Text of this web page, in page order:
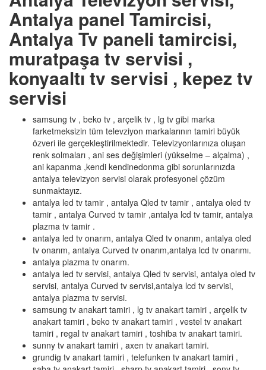
Antalya panel Tamircisi,
Antalya Tv paneli tamircisi,
muratpaşa tv servisi ,
konyaaltı tv servisi , kepez tv
servisi
samsung tv , beko tv , arçelik tv , lg tv gibi marka
farketmeksizin tüm televziyon markalarının tamiri büyük
özveri ile gerçekleştirilmektedir. Televizyonlarınıza oluşan
renk solmaları , ani ses değişimleri (yükselme – alçalma) ,
ani kapanma ,kendi kendinedonma gibi sorunlarınızda
antalya televizyon servisi olarak profesyonel çözüm
sunmaktayız.
antalya led tv tamir , antalya Qled tv tamir , antalya oled tv
tamir , antalya Curved tv tamir ,antalya lcd tv tamir, antalya
plazma tv tamir .
antalya led tv onarım, antalya Qled tv onarım, antalya oled
tv onarım, antalya Curved tv onarım,antalya lcd tv onarımı.
antalya plazma tv onarım.
antalya led tv servisi, antalya Qled tv servisi, antalya oled tv
servisi, antalya Curved tv servisi,antalya lcd tv servisi,
antalya plazma tv servisi.
samsung tv anakart tamiri , lg tv anakart tamiri , arçelik tv
anakart tamiri , beko tv anakart tamiri , vestel tv anakart
tamiri , regal tv anakart tamiri , toshiba tv anakart tamiri.
sunny tv anakart tamiri , axen tv anakart tamiri.
grundig tv anakart tamiri , telefunken tv anakart tamiri ,